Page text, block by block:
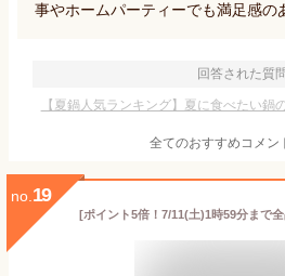
事やホームパーティーでも満足感の
回答された質問
【夏鍋人気ランキング】夏に食べたい鍋
全てのおすすめコメン
no. 19